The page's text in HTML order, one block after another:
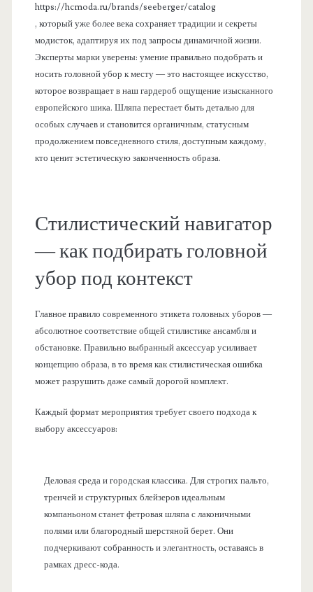
https://hcmoda.ru/brands/seeberger/catalog
, который уже более века сохраняет традиции и секреты
модисток, адаптируя их под запросы динамичной жизни.
Эксперты марки уверены: умение правильно подобрать и
носить головной убор к месту — это настоящее искусство,
которое возвращает в наш гардероб ощущение изысканного
европейского шика. Шляпа перестает быть деталью для
особых случаев и становится органичным, статусным
продолжением повседневного стиля, доступным каждому,
кто ценит эстетическую законченность образа.
Стилистический навигатор
— как подбирать головной
убор под контекст
Главное правило современного этикета головных уборов —
абсолютное соответствие общей стилистике ансамбля и
обстановке. Правильно выбранный аксессуар усиливает
концепцию образа, в то время как стилистическая ошибка
может разрушить даже самый дорогой комплект.
Каждый формат мероприятия требует своего подхода к
выбору аксессуаров:
Деловая среда и городская классика. Для строгих пальто,
тренчей и структурных блейзеров идеальным
компаньоном станет фетровая шляпа с лаконичными
полями или благородный шерстяной берет. Они
подчеркивают собранность и элегантность, оставаясь в
рамках дресс-кода.